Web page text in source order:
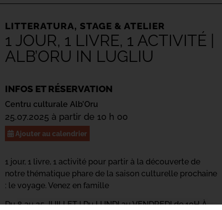
LITTERATURA, STAGE & ATELIER
1 JOUR, 1 LIVRE, 1 ACTIVITÉ |
ALB’ORU IN LUGLIU
INFOS ET RÉSERVATION
Centru culturale Alb’Oru
25.07.2025 à partir de 10 h 00
Ajouter au calendrier
1 jour, 1 livre, 1 activité pour partir à la découverte de
notre thématique phare de la saison culturelle prochaine
: le voyage. Venez en famille
Du 8 au 25 JUILLET | Du LUNDI au VENDREDI de 10H À